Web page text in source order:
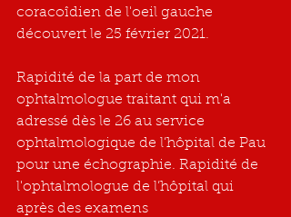
coracoîdien de l'oeil gauche
découvert le 25 février 2021.
Rapidité de la part de mon
ophtalmologue traitant qui m'a
adressé dès le 26 au service
ophtalmologique de l’hôpital de Pau
pour une échographie. Rapidité de
l'ophtalmologue de l’hôpital qui
après des examens